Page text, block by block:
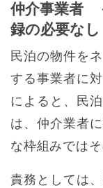
仲介事業者
録の必要なし
民泊の物件を
する事業者に
によると、民
は、仲介業者
な枠組みでは
責務としては